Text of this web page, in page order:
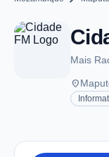
Mais
place